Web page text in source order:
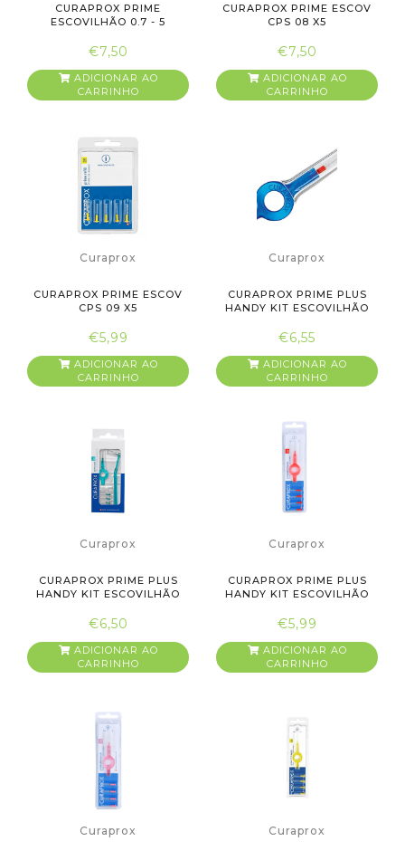
CURAPROX PRIME
ESCOVILHÃO 0.7 - 5
€7,50
ADICIONAR AO
CARRINHO
CURAPROX PRIME ESCOV
CPS 08 X5
€7,50
ADICIONAR AO
CARRINHO
Curaprox
CURAPROX PRIME ESCOV
CPS 09 X5
€5,99
ADICIONAR AO
CARRINHO
Curaprox
CURAPROX PRIME PLUS
HANDY KIT ESCOVILHÃO
€6,55
ADICIONAR AO
CARRINHO
Curaprox
CURAPROX PRIME PLUS
HANDY KIT ESCOVILHÃO
€6,50
ADICIONAR AO
CARRINHO
Curaprox
CURAPROX PRIME PLUS
HANDY KIT ESCOVILHÃO
€5,99
ADICIONAR AO
CARRINHO
Curaprox Curaprox